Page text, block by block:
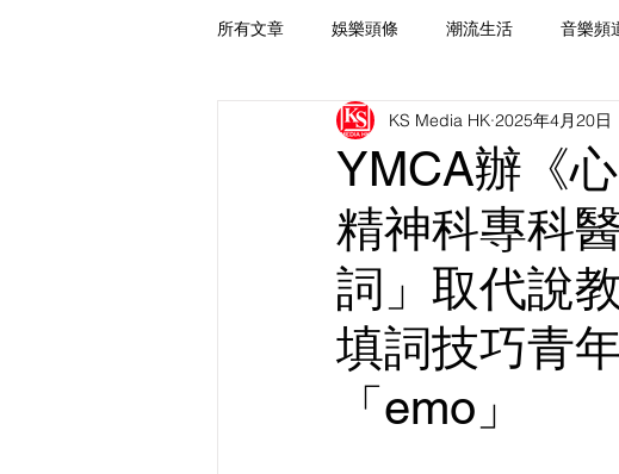
所有文章 娛樂頭條 潮流生活 音樂頻
YMCA辦《
精神科專科
詞」取代說
填詞技巧青
「emo」
KS Media HK 2025年4月20日